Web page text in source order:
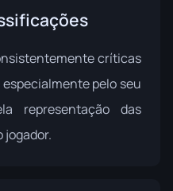
críticas
pelo seu
representação das
jogador.